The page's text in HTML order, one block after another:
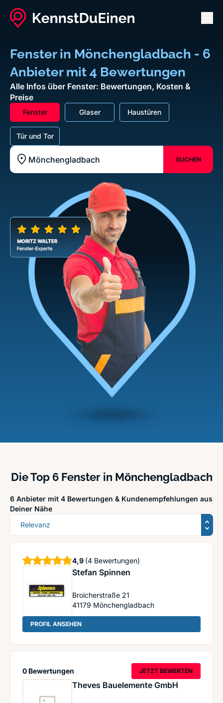
Fenster in Mönchengladbach - 6
Anbieter mit 4 Bewertungen
Alle Infos über Fenster: Bewertungen, Kosten &
Preise
Fenster Glaser Haustüren
Tür und Tor
Standort z.B. Frankfurt am Main
SUCHEN
Die Top 6 Fenster in Mönchengladbach
6 Anbieter mit 4 Bewertungen & Kundenempfehlungen aus
Deiner Nähe
Sortierung
Stefan Spinnen
Broicherstraße 21
41179 Mönchengladbach
4,9 Sterne
(4 Bewertungen)
PROFIL ANSEHEN: Stefan Spinnen
Theves Bauelemente GmbH
0 Bewertungen JETZT BEWERTEN